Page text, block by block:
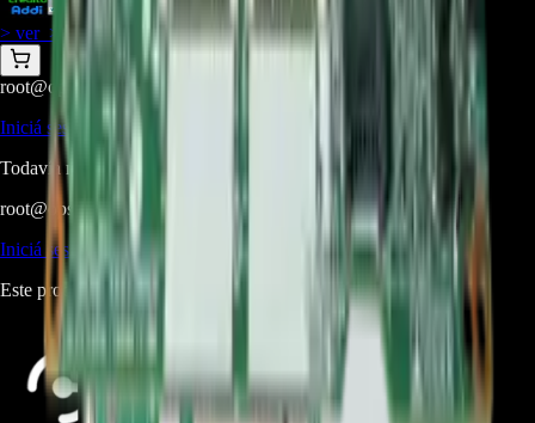
1.099.900
> ver_ > desbloquear oferta_
root@ops:~# cat PREGUNTAS
Iniciá sesión
para hacer una pregunta.
Todavía no hay preguntas respondidas. Hacé la primera.
root@ops:~# cat RESEÑAS
_
Iniciá sesión
para dejar una reseña.
Este producto aún no tiene reseñas. Sé el primero en opinar.